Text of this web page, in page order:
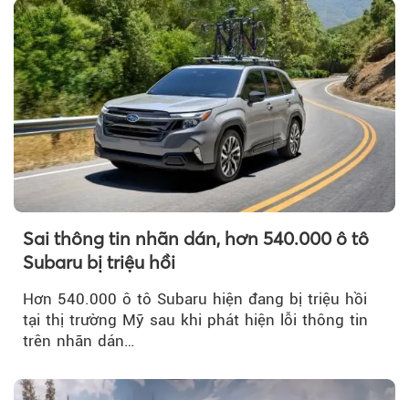
Sai thông tin nhãn dán, hơn 540.000 ô tô
Subaru bị triệu hồi
Hơn 540.000 ô tô Subaru hiện đang bị triệu hồi
tại thị trường Mỹ sau khi phát hiện lỗi thông tin
trên nhãn dán…